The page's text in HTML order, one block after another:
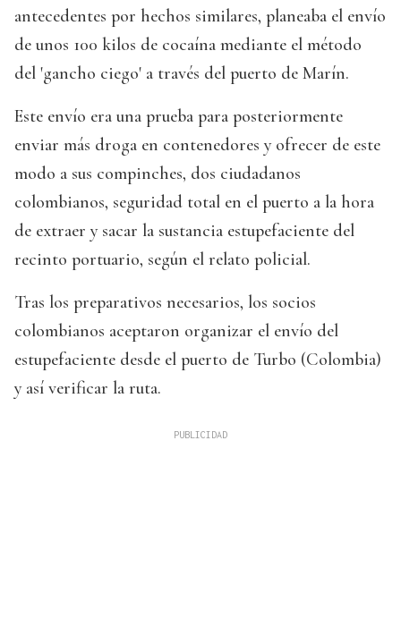
antecedentes por hechos similares, planeaba el envío
de unos 100 kilos de cocaína mediante el método
del 'gancho ciego' a través del puerto de Marín.
Este envío era una prueba para posteriormente
enviar más droga en contenedores y ofrecer de este
modo a sus compinches, dos ciudadanos
colombianos, seguridad total en el puerto a la hora
de extraer y sacar la sustancia estupefaciente del
recinto portuario, según el relato policial.
Tras los preparativos necesarios, los socios
colombianos aceptaron organizar el envío del
estupefaciente desde el puerto de Turbo (Colombia)
y así verificar la ruta.